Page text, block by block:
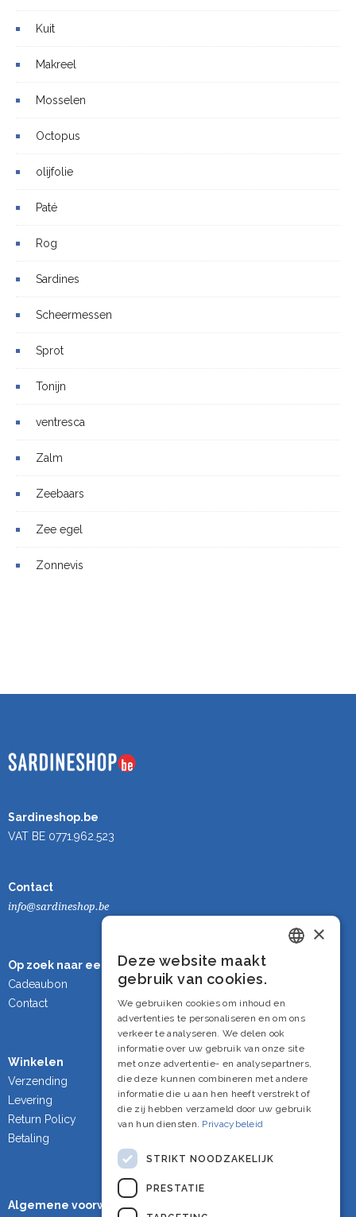
Kuit
Makreel
Mosselen
Octopus
olijfolie
Paté
Rog
Sardines
Scheermessen
Sprot
Tonijn
ventresca
Zalm
Zeebaars
Zee egel
Zonnevis
Sardineshop.be
VAT BE 0771.962.523
Contact
info@sardineshop.be
Op zoek naar een cadeau?
Cadeaubon
Contact
Winkelen
Verzending
Levering
Return Policy
Betaling
Algemene voorwaarden
×
Deze website maakt
gebruik van cookies.
We gebruiken cookies om inhoud en
advertenties te personaliseren en om ons
verkeer te analyseren. We delen ook
informatie over uw gebruik van onze site
met onze advertentie- en analysepartners,
die deze kunnen combineren met andere
informatie die u aan hen heeft verstrekt of
die zij hebben verzameld door uw gebruik
van hun diensten. Privacybeleid
STRIKT NOODZAKELIJK
PRESTATIE